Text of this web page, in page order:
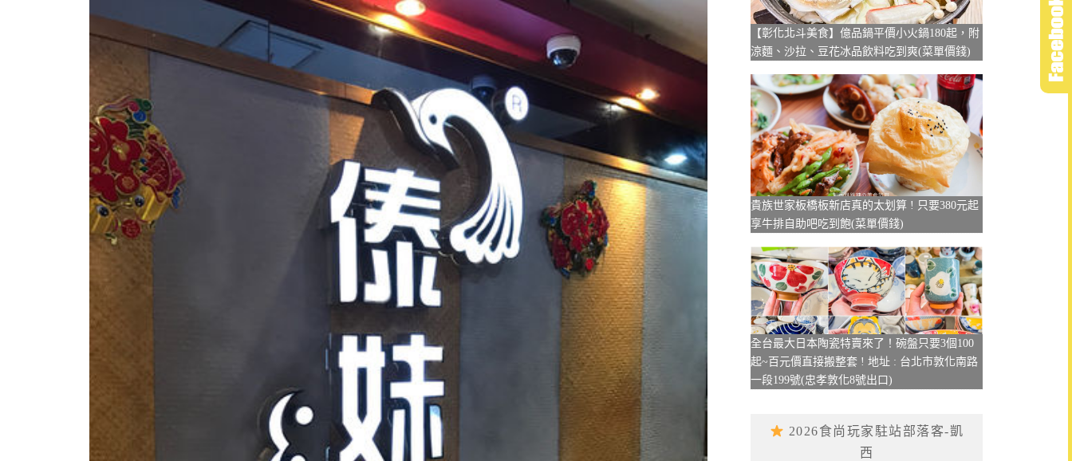
【彰化北斗美食】億品鍋平價小火鍋180起，附
涼麵、沙拉、豆花冰品飲料吃到爽(菜單價錢)
貴族世家板橋板新店真的太划算 ! 只要380元起
享牛排自助吧吃到飽(菜單價錢)
全台最大日本陶瓷特賣來了！碗盤只要3個100
起~百元價直接搬整套 ! 地址 : 台北市敦化南路
一段199號(忠孝敦化8號出口)
2026食尚玩家駐站部落客-凱
西